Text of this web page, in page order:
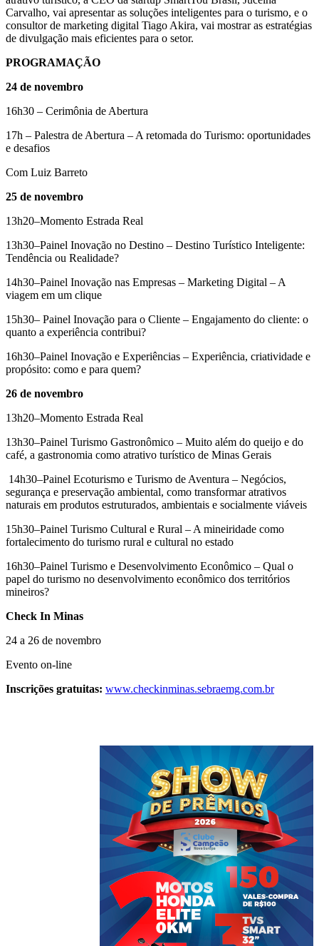
Carvalho, vai apresentar as soluções inteligentes para o turismo, e o
consultor de marketing digital Tiago Akira, vai mostrar as estratégias
de divulgação mais eficientes para o setor.
PROGRAMAÇÃO
24 de novembro
16h30 – Cerimônia de Abertura
17h – Palestra de Abertura – A retomada do Turismo: oportunidades
e desafios
Com Luiz Barreto
25 de novembro
13h20–Momento Estrada Real
13h30–Painel Inovação no Destino – Destino Turístico Inteligente:
Tendência ou Realidade?
14h30–Painel Inovação nas Empresas – Marketing Digital – A
viagem em um clique
15h30– Painel Inovação para o Cliente – Engajamento do cliente: o
quanto a experiência contribui?
16h30–Painel Inovação e Experiências – Experiência, criatividade e
propósito: como e para quem?
26 de novembro
13h20–Momento Estrada Real
13h30–Painel Turismo Gastronômico – Muito além do queijo e do
café, a gastronomia como atrativo turístico de Minas Gerais
14h30–Painel Ecoturismo e Turismo de Aventura – Negócios,
segurança e preservação ambiental, como transformar atrativos
naturais em produtos estruturados, ambientais e socialmente viáveis
15h30–Painel Turismo Cultural e Rural – A mineiridade como
fortalecimento do turismo rural e cultural no estado
16h30–Painel Turismo e Desenvolvimento Econômico – Qual o
papel do turismo no desenvolvimento econômico dos territórios
mineiros?
Check In Minas
24 a 26 de novembro
Evento on-line
Inscrições gratuitas: www.checkinminas.sebraemg.com.br